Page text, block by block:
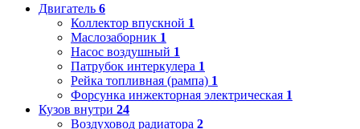
Двигатель 6
Коллектор впускной 1
Маслозаборник 1
Насос воздушный 1
Патрубок интеркулера 1
Рейка топливная (рампа) 1
Форсунка инжекторная электрическая 1
Кузов внутри 24
Воздуховод радиатора 2